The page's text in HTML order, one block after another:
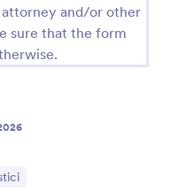
attorney and/or other
sure that the form